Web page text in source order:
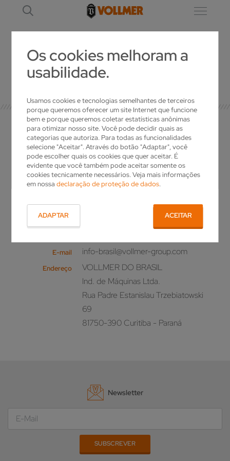
Os cookies melhoram a
usabilidade.
Usamos cookies e tecnologias semelhantes de terceiros
porque queremos oferecer um site Internet que funcione
bem e porque queremos coletar estatísticas anônimas
para otimizar nosso site. Você pode decidir quais as
categorias que autoriza. Para todas as funcionalidades
selecione "Aceitar". Através do botão "Adaptar", você
pode escolher quais os cookies que quer aceitar. É
evidente que você também pode aceitar somente os
cookies tecnicamente necessários. Veja mais informações
em nossadeclaração de proteção de dados.
ADAPTAR ACEITAR
DETALHE
O SEU CONTATO
Tem questões sobre a VOLLMER? Deseja mais
uma oferta individual? Basta nos telefonar!
E-mail info-brasil@vollmer-group.com
Endereço
VOLLMER DO BRASIL
Ind. de Máquinas Ltda.
Rua Padre Estanislau Trzebiatowski
69
81750-390 Curitiba - Paraná
Newsletter